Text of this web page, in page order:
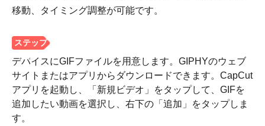
移動、タイミング調整が可能です。
デバイスにGIFファイルを用意します。GIPHYのウェブ
サイトまたはアプリからダウンロードできます。CapCut
アプリを起動し、「新規ビデオ」をタップして、GIFを
追加したい動画を選択し、右下の「追加」をタップしま
す。